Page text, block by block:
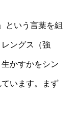
という言葉を組
ングス（強
かすかをシン
います。まず